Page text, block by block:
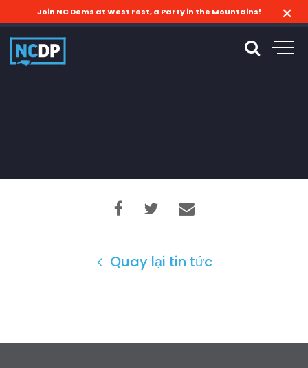
Join NC Dems at West Fest, a Party in the Mountains!
Quay lại tin tức